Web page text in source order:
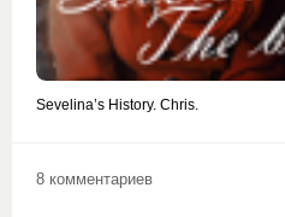
Sevelina’s History. Chris.
8 комментариев